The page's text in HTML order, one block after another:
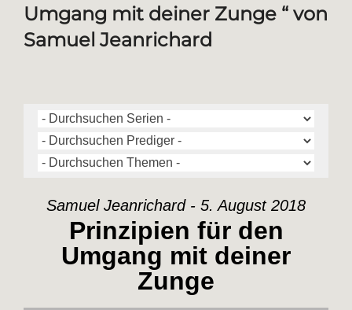
Umgang mit deiner Zunge “ von
Samuel Jeanrichard
Samuel Jeanrichard - 5. August 2018
Prinzipien für den
Umgang mit deiner
Zunge